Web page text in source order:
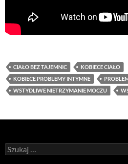
CIAŁO BEZ TAJEMNIC
KOBIECE CIAŁO
KOBIECE PROBLEMY INTYMNE
WSTYDLIWE NIETRZYMANIE MOCZU
Szukaj: